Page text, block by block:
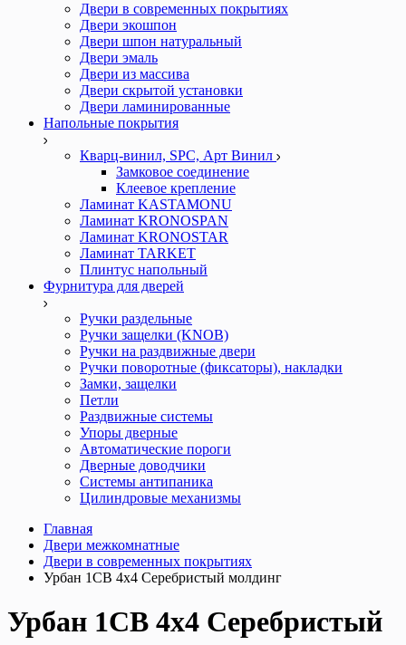
Двери в современных покрытиях
Двери экошпон
Двери шпон натуральный
Двери эмаль
Двери из массива
Двери скрытой установки
Двери ламинированные
Напольные покрытия
Кварц-винил, SPC, Арт Винил
Замковое соединение
Клеевое крепление
Ламинат KASTAMONU
Ламинат KRONOSPAN
Ламинат KRONOSTAR
Ламинат TARKET
Плинтус напольный
Фурнитура для дверей
Ручки раздельные
Ручки защелки (KNOB)
Ручки на раздвижные двери
Ручки поворотные (фиксаторы), накладки
Замки, защелки
Петли
Раздвижные системы
Упоры дверные
Автоматические пороги
Дверные доводчики
Системы антипаника
Цилиндровые механизмы
Главная
Двери межкомнатные
Двери в современных покрытиях
Урбан 1СВ 4x4 Серебристый молдинг
Урбан 1СВ 4x4 Серебристый